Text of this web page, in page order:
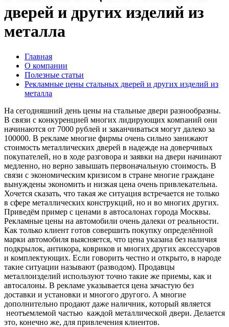
дверей и других изделий из
металла
Главная
О компании
Полезные статьи
Рекламные цены стальных дверей и других изделий из
металла
На сегодняшний день цены на стальные двери разнообразны.
В связи с конкуренцией многих лидирующих компаний они
начинаются от 7000 рублей и заканчиваться могут далеко за
100000. В рекламе многие фирмы очень сильно занижают
стоимость металлических дверей в надежде на доверчивых
покупателей, но в ходе разговора и заявки на двери начинают
медленно, но верно завышать первоначальную стоимость. В
связи с экономическим кризисом в стране многие граждане
вынуждены экономить и низкая цена очень привлекательна.
Хочется сказать, что такая же ситуация встречается не только
в сфере металлических конструкций, но и во многих других.
Приведём пример с ценами в автосалонах города Москвы.
Рекламные цены на автомобили очень далеки от реальности.
Как только клиент готов совершить покупку определённой
марки автомобиля выясняется, что цена указана без наличия
подкрылок, антикора, ковриков и многих других аксессуаров
и комплектующих. Если говорить честно и открыто, в народе
такие ситуации называют (разводом). Продавцы
металлоизделий используют точно такие же приемы, как и
автосалоны. В рекламе указывается цена зачастую без
доставки и установки и многого другого. А многие
дополнительно продают даже наличник, который является
неотъемлемой частью каждой металлической двери. Делается
это, конечно же, для привлечения клиентов.